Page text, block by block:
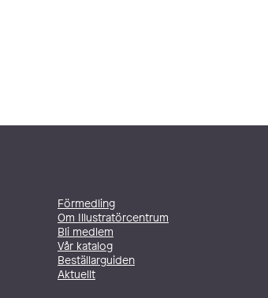
Förmedling
Om Illustratörcentrum
Bli medlem
Vår katalog
Beställarguiden
Aktuellt